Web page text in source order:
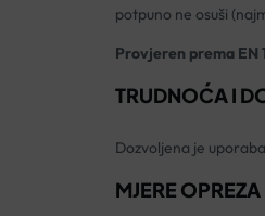
potpuno ne osuši
Provjeren prema EN
TRUDNOĆA I
Dozvoljena je
MJERE